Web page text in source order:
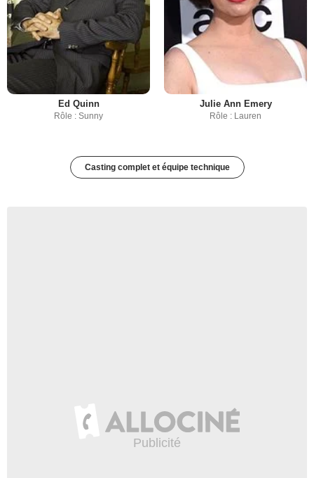
Ed Quinn
Rôle : Sunny
Julie Ann Emery
Rôle : Lauren
Casting complet et équipe technique